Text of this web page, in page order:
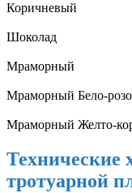
Коричневый
Шоколад
Мраморный
Мраморный Бело-
Мраморный Желто-
Технические
тротуарной